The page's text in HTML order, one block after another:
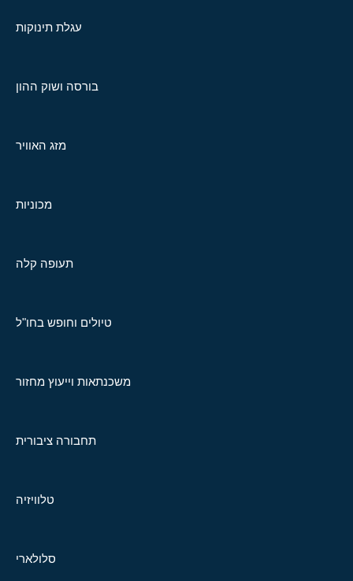
עגלת תינוקות
בורסה ושוק ההון
מזג האוויר
מכוניות
תעופה קלה
טיולים וחופש בחו"ל
משכנתאות וייעוץ מחזור
תחבורה ציבורית
טלוויזיה
סלולארי